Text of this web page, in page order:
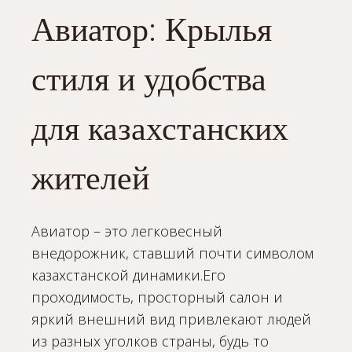
Авиатор: Крылья
стиля и удобства
для казахстанских
жителей
Авиатор – это легковесный
внедорожник, ставший почти символом
казахстанской динамики.Его
проходимость, просторный салон и
яркий внешний вид привлекают людей
из разных уголков страны, будь то